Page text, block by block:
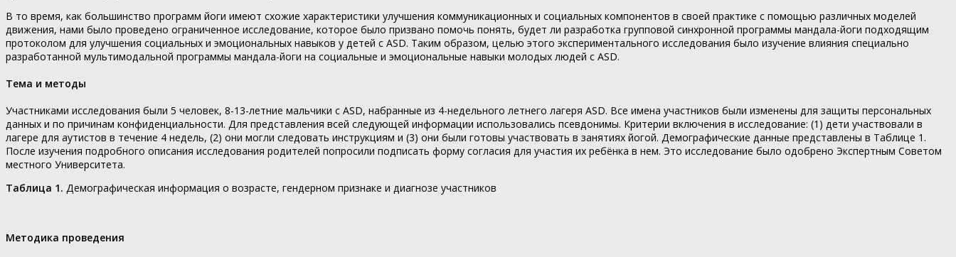
В то время, как большинство программ йоги имеют схожие характеристики улучшения коммуникационных и социальных компонентов в своей практике с помощью различных моделей
движения, нами было проведено ограниченное исследование, которое было призвано помочь понять, будет ли разработка групповой синхронной программы мандала-йоги подходящим
протоколом для улучшения социальных и эмоциональных навыков у детей с ASD. Таким образом, целью этого экспериментального исследования было изучение влияния специально
разработанной мультимодальной программы мандала-йоги на социальные и эмоциональные навыки молодых людей с ASD.
Тема и методы
Участниками исследования были 5 человек, 8-13-летние мальчики с ASD, набранные из 4-недельного летнего лагеря ASD. Все имена участников были изменены для защиты персональных
данных и по причинам конфиденциальности. Для представления всей следующей информации использовались псевдонимы. Критерии включения в исследование: (1) дети участвовали в
лагере для аутистов в течение 4 недель, (2) они могли следовать инструкциям и (3) они были готовы участвовать в занятиях йогой. Демографические данные представлены в Таблице 1.
После изучения подробного описания исследования родителей попросили подписать форму согласия для участия их ребёнка в нем. Это исследование было одобрено Экспертным Советом
местного Университета.
Таблица 1. Демографическая информация о возрасте, гендерном признаке и диагнозе участников
Методика проведения